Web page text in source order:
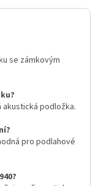
se zámkovým
podložka.
pro podlahové